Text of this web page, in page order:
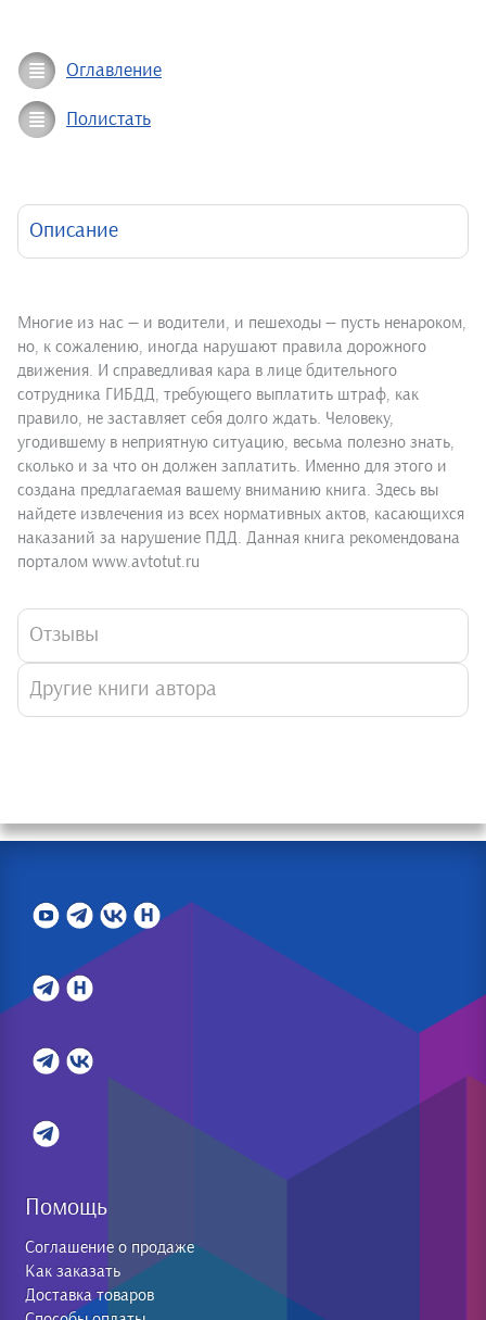
Оглавление
Полистать
Описание
Многие из нас — и водители, и пешеходы — пусть ненароком,
но, к сожалению, иногда нарушают правила дорожного
движения. И справедливая кара в лице бдительного
сотрудника ГИБДД, требующего выплатить штраф, как
правило, не заставляет себя долго ждать. Человеку,
угодившему в неприятную ситуацию, весьма полезно знать,
сколько и за что он должен заплатить. Именно для этого и
создана предлагаемая вашему вниманию книга. Здесь вы
найдете извлечения из всех нормативных актов, касающихся
наказаний за нарушение ПДД. Данная книга рекомендована
порталом www.avtotut.ru
Отзывы
Другие книги автора
Помощь
Соглашение о продаже
Как заказать
Доставка товаров